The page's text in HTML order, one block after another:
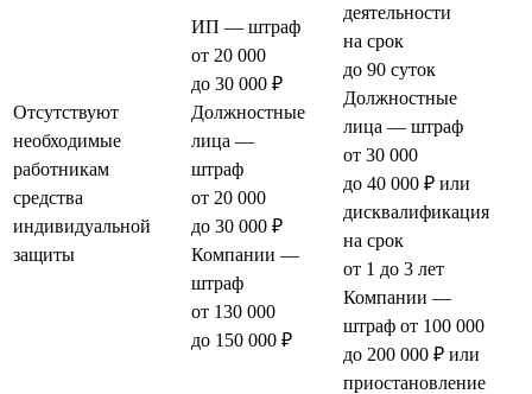
Отсутствуют
необходимые
работникам
средства
индивидуальной
защиты
ИП — штраф
от 20 000
до 30 000 ₽
Должностные
лица —
штраф
от 20 000
до 30 000 ₽
Компании —
штраф
от 130 000
до 150 000 ₽
деятельности
на срок
до 90 суток
Должностные
лица — штраф
от 30 000
до 40 000 ₽ или
дисквалификация
на срок
от 1 до 3 лет
Компании —
штраф от 100 000
до 200 000 ₽ или
приостановление